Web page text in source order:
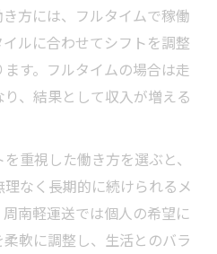
方には、フルタイムで稼働
ルに合わせてシフトを調整
す。フルタイムの場合は走
、結果として収入が増える
重視した働き方を選ぶと、
なく長期的に続けられるメ
南軽運送では個人の希望に
軟に調整し、生活とのバラ